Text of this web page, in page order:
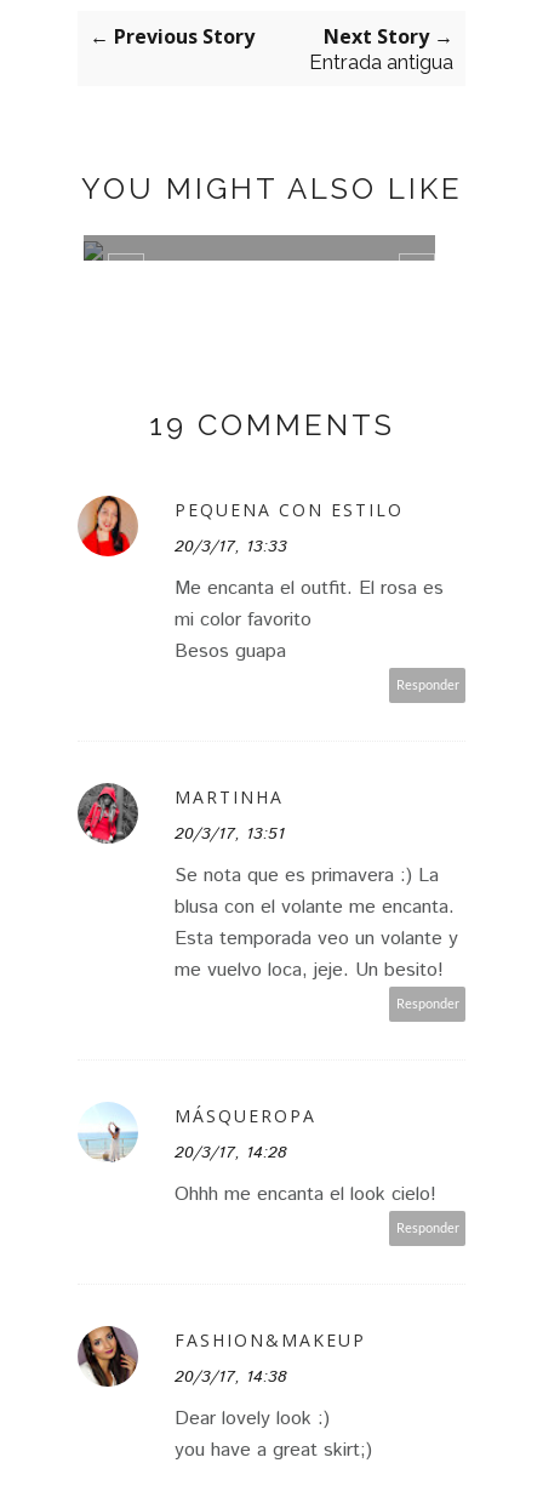
← Previous Story Next Story →
Entrada antigua
YOU MIGHT ALSO LIKE
19 COMMENTS
PEQUENA CON ESTILO
20/3/17, 13:33
Me encanta el outfit. El rosa es
mi color favorito
Besos guapa
Responder
MARTINHA
20/3/17, 13:51
Se nota que es primavera :) La
blusa con el volante me encanta.
Esta temporada veo un volante y
me vuelvo loca, jeje. Un besito!
Responder
MÁSQUEROPA
20/3/17, 14:28
Ohhh me encanta el look cielo!
Responder
FASHION&MAKEUP
20/3/17, 14:38
Dear lovely look :)
you have a great skirt;)